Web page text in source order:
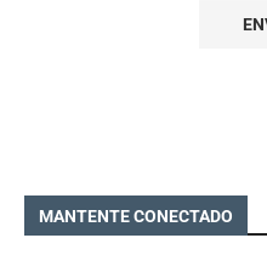
MANTENTE CONECTADO